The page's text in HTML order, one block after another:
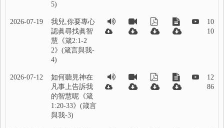
5)
2026-07-19
我兒,你要專心
認眞尋找眞智
慧《箴2:1-2
2》(箴言與我-
4)
10
10
2026-07-12
如何聽見神在
凡事上告訴我
的智慧呢《箴
1:20-33》(箴言
與我-3)
12
86